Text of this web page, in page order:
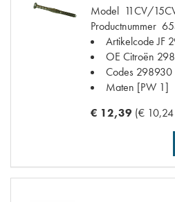
Model 11CV/
Productnummer
Artikelcode JF
OE Citroën
Codes 298930
Maten [PW 1]
€ 12,39 (€